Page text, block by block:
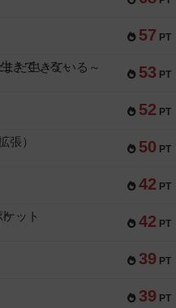
57 PT
53 PT
だ生きている～
52 PT
50 PT
張）
42 PT
42 PT
ット
39 PT
39 PT